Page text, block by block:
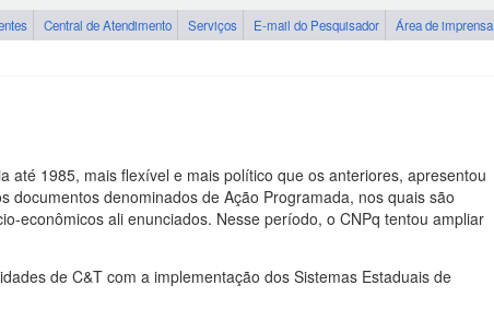
Central de Atendimento Serviços E-mail do Pesquisador Área de imprensa
até 1985, mais flexível e mais político que os anteriores, apresentou
documentos denominados de Ação Programada, nos quais são
econômicos ali enunciados. Nesse período, o CNPq tentou ampliar
de C&T com a implementação dos Sistemas Estaduais de